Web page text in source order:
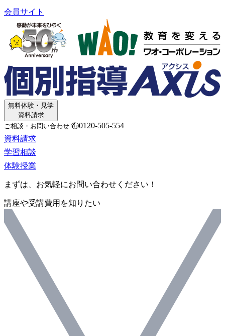
会員サイト
無料体験・見学
資料請求
ご相談・お問い合わせ
0120-505-554
資料請求
学習相談
体験授業
まずは、お気軽にお問い合わせください！
講座や受講費用を知りたい